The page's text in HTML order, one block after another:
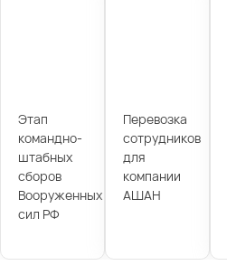
Этап
командно-
штабных
сборов
Вооруженных
сил РФ
Перевозка
сотрудников
для
компании
АШАН